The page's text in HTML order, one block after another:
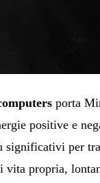
porta
positive e
significativi per
vita propria,